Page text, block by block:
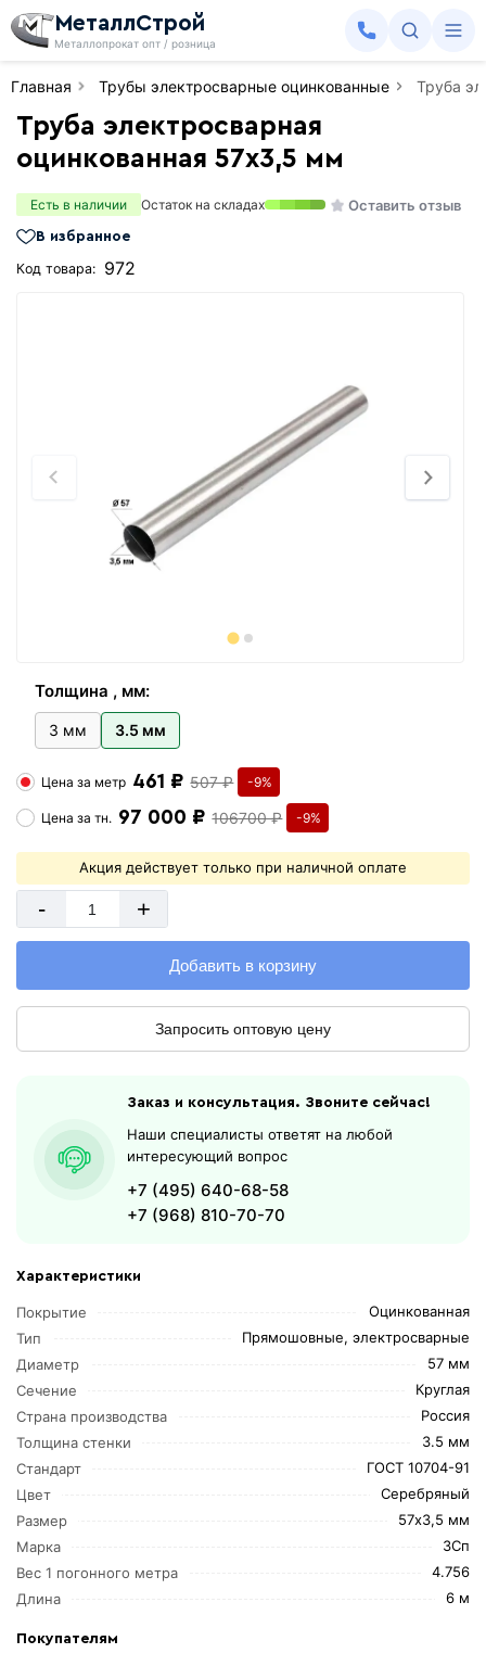
МеталлСтрой
Металлопрокат опт / розница
Главная Трубы электросварные оцинкованные Труба
Труба электросварная
оцинкованная 57х3,5 мм
Есть в наличии Остаток на складах Оставить отзыв
В избранное
Код товара: 972
Толщина , мм:
3 мм 3.5 мм
Характеристики
Покрытие
Оцинкованная
Тип
Прямошовные, электросварные
Диаметр
57 мм
Сечение
Круглая
Страна производства
Россия
Толщина стенки
3.5 мм
Стандарт
ГОСТ 10704-91
Цвет
Серебряный
Размер
57х3,5 мм
Марка
3Сп
Вес 1 погонного метра
4.756
Длина
6 м
Покупателям
Цена за метр 461 ₽ 507 ₽ -9%
Цена затн. 97 000 ₽ 106700 ₽ -9%
Акция действует только при наличной оплате
- +
Добавить в корзину
Запросить оптовую цену
Заказ и консультация. Звоните сейчас!
Наши специалисты ответят на любой
интересующий вопрос
+7 (495) 640-68-58
+7 (968) 810-70-70